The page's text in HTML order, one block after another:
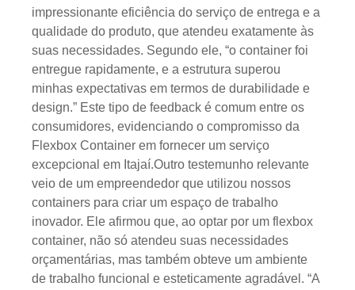
impressionante eficiência do serviço de entrega e a
qualidade do produto, que atendeu exatamente às
suas necessidades. Segundo ele, “o container foi
entregue rapidamente, e a estrutura superou
minhas expectativas em termos de durabilidade e
design.” Este tipo de feedback é comum entre os
consumidores, evidenciando o compromisso da
Flexbox Container em fornecer um serviço
excepcional em Itajaí.Outro testemunho relevante
veio de um empreendedor que utilizou nossos
containers para criar um espaço de trabalho
inovador. Ele afirmou que, ao optar por um flexbox
container, não só atendeu suas necessidades
orçamentárias, mas também obteve um ambiente
de trabalho funcional e esteticamente agradável. “A